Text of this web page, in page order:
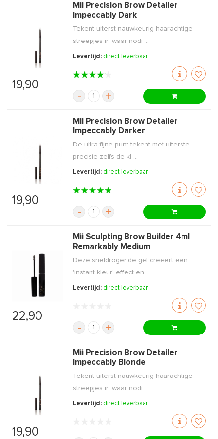
19,90
Mii Precision Brow Detailer
Impeccably Dark
Tekent uiterst nauwkeurig haarachtige
streepjes in waar nodi ...
Levertijd: direct leverbaar
- +
19,90
Mii Precision Brow Detailer
Impeccably Darker
De ultra-fijne punt tekent met uiterste
precisie zelfs de kl ...
Levertijd: direct leverbaar
- +
22,90
Mii Sculpting Brow Builder 4ml
Remarkably Medium
Deze sneldrogende gel creëert een
'instant kleur' effect en ...
Levertijd: direct leverbaar
- +
19,90
Mii Precision Brow Detailer
Impeccably Blonde
Tekent uiterst nauwkeurig haarachtige
streepjes in waar nodi ...
Levertijd: direct leverbaar